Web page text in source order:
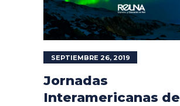
SEPTIEMBRE 26, 2019
Jornadas
Interamericanas de